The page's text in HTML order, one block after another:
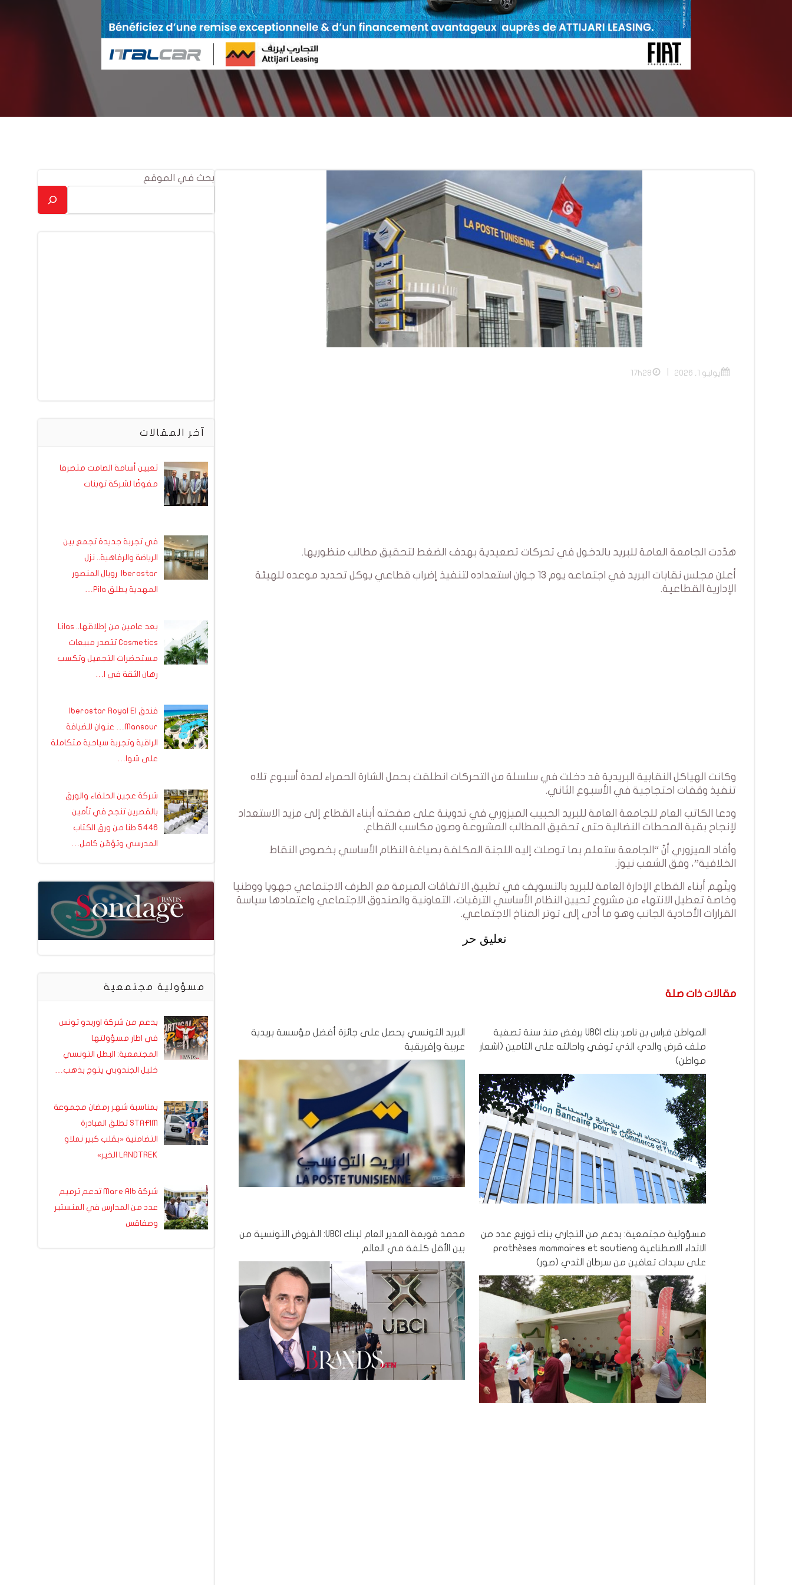
يوليو 1, 2026 17h28
هدّدت الجامعة العامة للبريد بالدخول في تحركات تصعيدية بهدف الضغط لتحقيق مطالب منظوريها.
أعلن مجلس نقابات البريد في اجتماعه يوم 13 جوان استعداده لتنفيذ إضراب قطاعي يوكل تحديد موعده للهيئة
الإدارية القطاعية.
وكانت الهياكل النقابية البريدية قد دخلت في سلسلة من التحركات انطلقت بحمل الشارة الحمراء لمدة أسبوع تلاه
تنفيذ وقفات احتجاجية في الأسبوع الثاني.
ودعا الكاتب العام للجامعة العامة للبريد الحبيب الميزوري في تدوينة على صفحته أبناء القطاع إلى مزيد الاستعداد
لإنجاح بقية المحطات النضالية حتى تحقيق المطالب المشروعة وصون مكاسب القطاع.
وأفاد الميزوري أنّ “الجامعة ستعلم بما توصلت إليه اللجنة المكلفة بصياغة النظام الأساسي بخصوص النقاط
الخلافية”، وفق الشعب نيوز.
ويتّهم أبناء القطاع الإدارة العامة للبريد بالتسويف في تطبيق الاتفاقات المبرمة مع الطرف الاجتماعي جهويا ووطنيا
وخاصة تعطيل الانتهاء من مشروع تحيين النظام الأساسي الترقيات، التعاونية والصندوق الاجتماعي واعتمادها سياسة
القرارات الأحادية الجانب وهو ما أدى إلى توتر المناخ الاجتماعي.
تعليق حر
مقالات ذات صلة
المواطن فراس بن ناصر: بنك UBCI يرفض منذ سنة تصفية
ملف قرض والدي الذي توفي واحالته على التامين (اشعار
مواطن)
البريد التونسي يحصل على جائزة أفضل مؤسسة بريدية
عربية وإفريقية
مسؤولية مجتمعية: بدعم من التجاري بنك توزيع عدد من
الاثداء الاصطناعية وprothèses mammaires et soutien
على سيدات تعافين من سرطان الثدي (صور)
محمد قوبعة المدير العام لبنك UBCI: القروض التونسية من
بين الأقل كلفة في العالم
بحث في الموقع
آخر المقالات
تعيين أسامة الصامت متصرفا
مفوضًا لشركة توبنات
في تجربة جديدة تجمع بين
الرياضة والرفاهية.. نزل
Iberostar رويال المنصور
المهدية يطلق Pila…
بعد عامين من إطلاقها.. Lilas
Cosmetics تتصدر مبيعات
مستحضرات التجميل وتكسب
رهان الثقة في ا…
فندق Iberostar Royal El
Mansour… عنوان للضيافة
الراقية وتجربة سياحية متكاملة
على شوا…
شركة عجين الحلفاء والورق
بالقصرين تنجح في تأمين
5446 طنا من ورق الكتاب
المدرسي وتؤمّن كامل…
مسؤولية مجتمعية
بدعم من شركة اوريدو تونس
في اطار مسؤولتها
المجتمعية: البطل التونسي
خليل الجندوبي يتوج بذهب…
بمناسبة شهر رمضان مجموعة
STAFIM تطلق المبادرة
التضامنية «بقلب كبير نملاو
LANDTREK الخير»
شركة Mare Alb تدعم ترميم
عدد من المدارس في المنستير
وصفاقس